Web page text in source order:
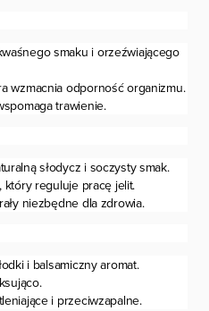
smaku i orzeźwiającego
wzmacnia odporność organizmu.
trawienie.
słodycz i soczysty smak.
który reguluje pracę jelit.
niezbędne dla zdrowia.
i balsamiczny aromat.
i przeciwzapalne.